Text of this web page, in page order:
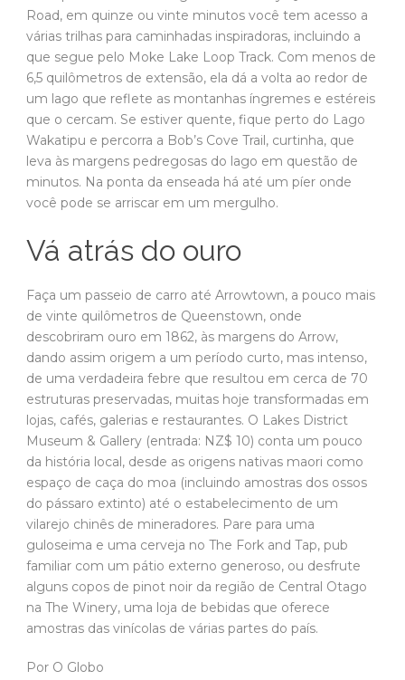
Road, em quinze ou vinte minutos você tem acesso a
várias trilhas para caminhadas inspiradoras, incluindo a
que segue pelo Moke Lake Loop Track. Com menos de
6,5 quilômetros de extensão, ela dá a volta ao redor de
um lago que reflete as montanhas íngremes e estéreis
que o cercam. Se estiver quente, fique perto do Lago
Wakatipu e percorra a Bob’s Cove Trail, curtinha, que
leva às margens pedregosas do lago em questão de
minutos. Na ponta da enseada há até um píer onde
você pode se arriscar em um mergulho.
Vá atrás do ouro
Faça um passeio de carro até Arrowtown, a pouco mais
de vinte quilômetros de Queenstown, onde
descobriram ouro em 1862, às margens do Arrow,
dando assim origem a um período curto, mas intenso,
de uma verdadeira febre que resultou em cerca de 70
estruturas preservadas, muitas hoje transformadas em
lojas, cafés, galerias e restaurantes. O Lakes District
Museum & Gallery (entrada: NZ$ 10) conta um pouco
da história local, desde as origens nativas maori como
espaço de caça do moa (incluindo amostras dos ossos
do pássaro extinto) até o estabelecimento de um
vilarejo chinês de mineradores. Pare para uma
guloseima e uma cerveja no The Fork and Tap, pub
familiar com um pátio externo generoso, ou desfrute
alguns copos de pinot noir da região de Central Otago
na The Winery, uma loja de bebidas que oferece
amostras das vinícolas de várias partes do país.
Por O Globo